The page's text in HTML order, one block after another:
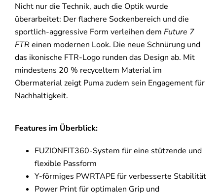
Nicht nur die Technik, auch die Optik wurde
überarbeitet: Der flachere Sockenbereich und die
sportlich-aggressive Form verleihen dem Future 7
FTReinen modernen Look. Die neue Schnürung und
das ikonische FTR-Logo runden das Design ab. Mit
mindestens 20 % recyceltem Material im
Obermaterial zeigt Puma zudem sein Engagement für
Nachhaltigkeit.
Features im Überblick:
FUZIONFIT360-System für eine stützende und
flexible Passform
Y-förmiges PWRTAPE für verbesserte Stabilität
Power Print für optimalen Grip und